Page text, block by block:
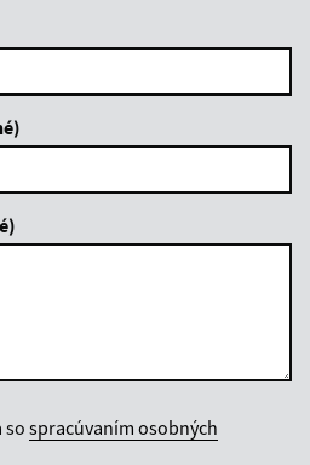
so spracúvaním osobných